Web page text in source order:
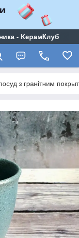
- КерамКлуб
з гранітним